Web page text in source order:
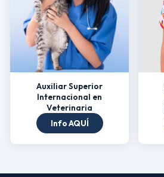
Auxiliar Superior
Internacional en
Veterinaria
Info AQUÍ